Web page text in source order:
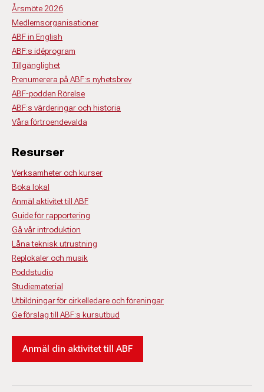
Årsmöte 2026
Medlemsorganisationer
ABF in English
ABF:s idéprogram
Tillgänglighet
Prenumerera på ABF:s nyhetsbrev
ABF-podden Rörelse
ABF:s värderingar och historia
Våra förtroendevalda
Resurser
Verksamheter och kurser
Boka lokal
Anmäl aktivitet till ABF
Guide för rapportering
Gå vår introduktion
Låna teknisk utrustning
Replokaler och musik
Poddstudio
Studiematerial
Utbildningar för cirkelledare och föreningar
Ge förslag till ABF:s kursutbud
Anmäl din aktivitet till ABF